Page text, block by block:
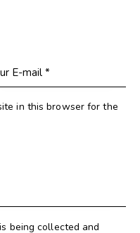
in this browser for the
being collected and